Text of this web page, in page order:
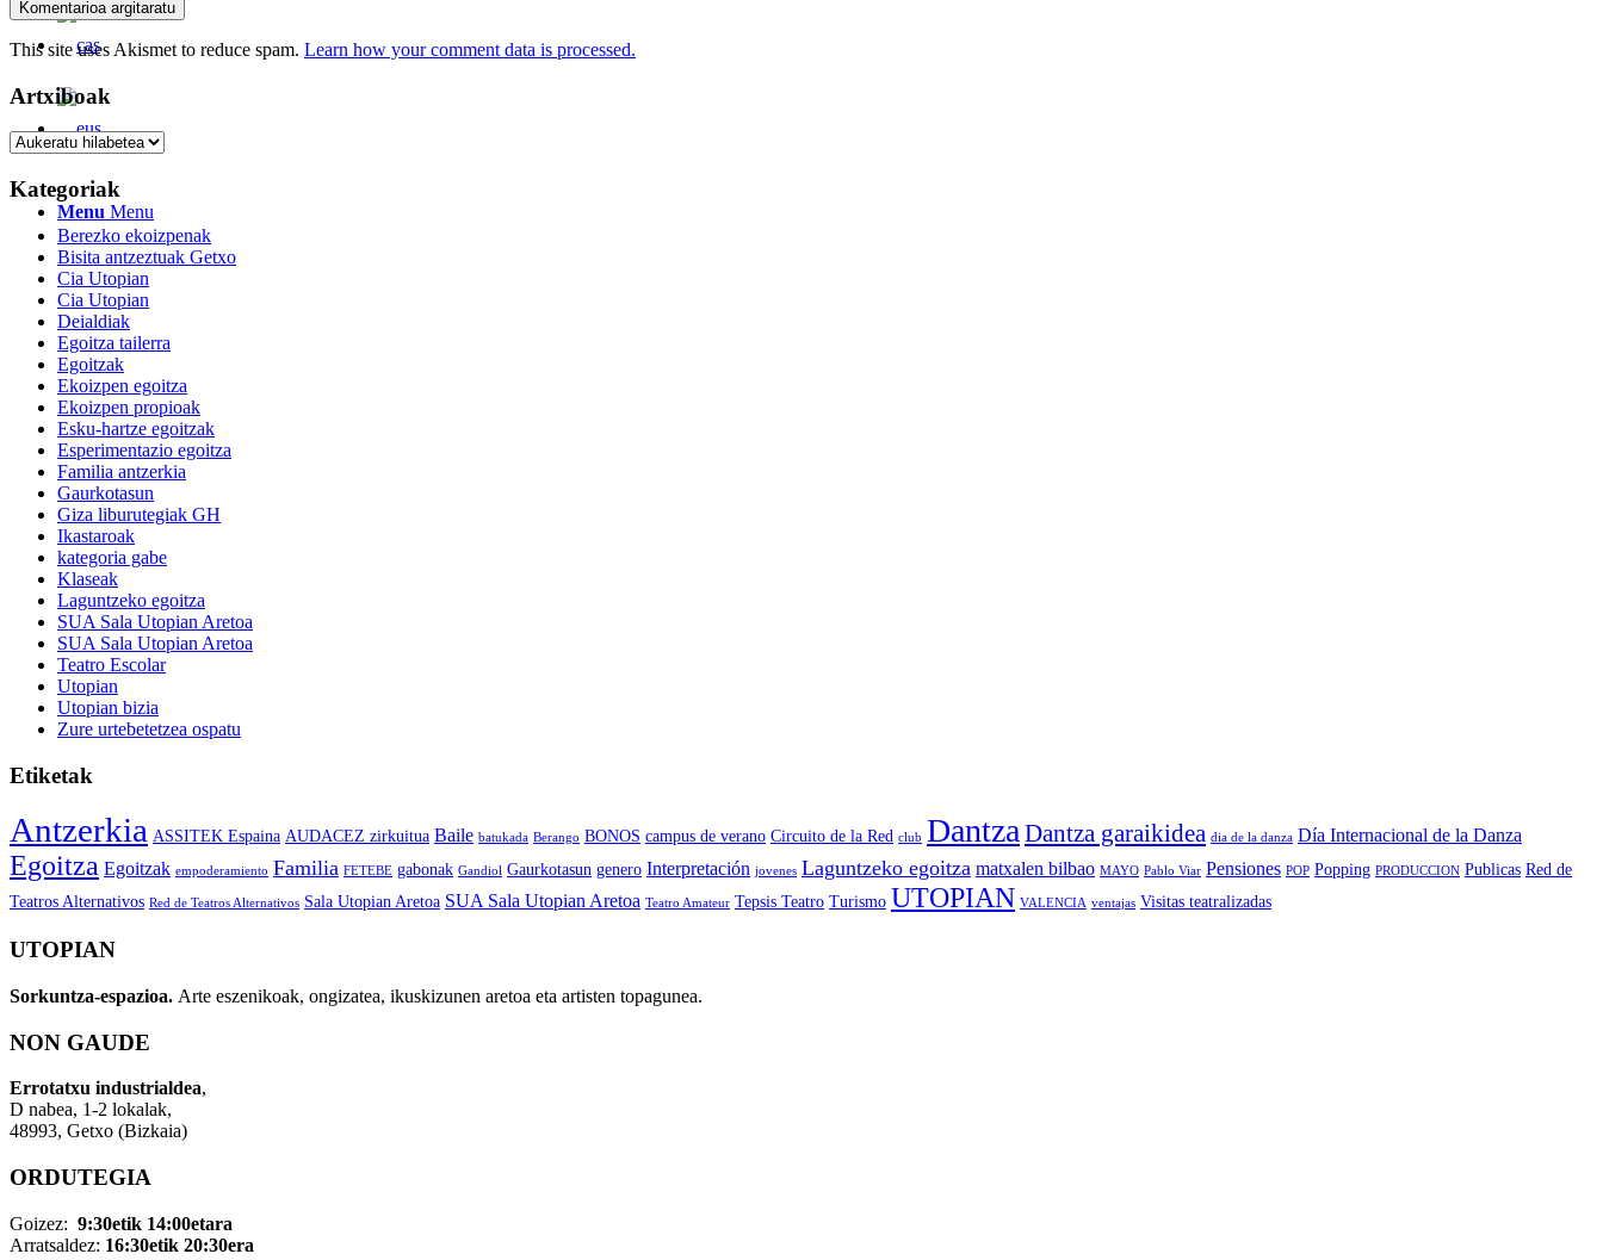
Menu Menu
This site uses Akismet to reduce spam. Learn how your comment data is processed.
Artxiboak
Artxiboak
Kategoriak
Berezko ekoizpenak
Bisita antzeztuak Getxo
Cia Utopian
Cia Utopian
Deialdiak
Egoitza tailerra
Egoitzak
Ekoizpen egoitza
Ekoizpen propioak
Esku-hartze egoitzak
Esperimentazio egoitza
Familia antzerkia
Gaurkotasun
Giza liburutegiak GH
Ikastaroak
kategoria gabe
Klaseak
Laguntzeko egoitza
SUA Sala Utopian Aretoa
SUA Sala Utopian Aretoa
Teatro Escolar
Utopian
Utopian bizia
Zure urtebetetzea ospatu
Etiketak
Antzerkia ASSITEK Espaina AUDACEZ zirkuitua Baile batukada Berango BONOS campus de verano Circuito de la Red club DantzaDantza garaikidea dia de la danza Día Internacional de la Danza
Egoitza Egoitzak empoderamiento Familia FETEBE gabonak Gandiol Gaurkotasun genero Interpretación jovenes Laguntzeko egoitza matxalen bilbao MAYO Pablo Viar Pensiones POP Popping PRODUCCION Publicas Red de
Teatros Alternativos Red de Teatros Alternativos Sala Utopian Aretoa SUA Sala Utopian Aretoa Teatro Amateur Tepsis Teatro Turismo UTOPIAN VALENCIA ventajas Visitas teatralizadas
UTOPIAN
Sorkuntza-espazioa. Arte eszenikoak, ongizatea, ikuskizunen aretoa eta artisten topagunea.
NON GAUDE
Errotatxu industrialdea,
D nabea, 1-2 lokalak,
48993, Getxo (Bizkaia)
ORDUTEGIA
Goizez: 9:30etik 14:00etara
Arratsaldez: 16:30etik 20:30era